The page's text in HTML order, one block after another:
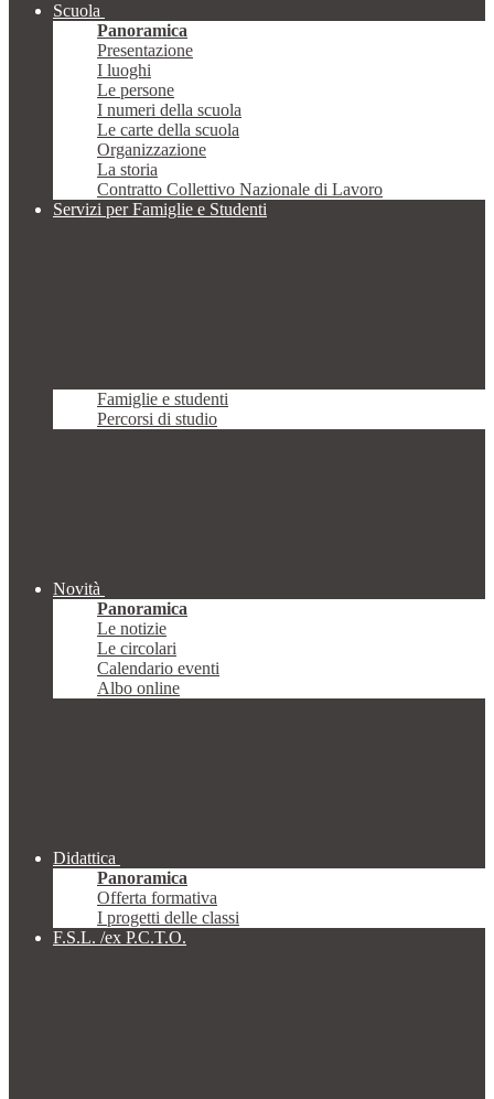
Scuola
Panoramica
Presentazione
I luoghi
Le persone
I numeri della scuola
Le carte della scuola
Organizzazione
La storia
Contratto Collettivo Nazionale di Lavoro
Servizi per Famiglie e Studenti
Famiglie e studenti
Percorsi di studio
Novità
Panoramica
Le notizie
Le circolari
Calendario eventi
Albo online
Didattica
Panoramica
Offerta formativa
I progetti delle classi
F.S.L. /ex P.C.T.O.